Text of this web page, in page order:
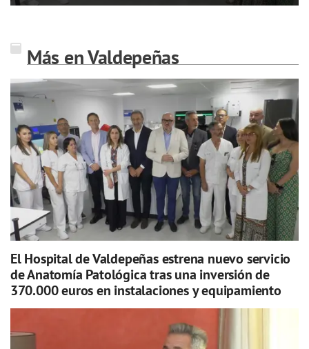
Más en Valdepeñas
El Hospital de Valdepeñas estrena nuevo servicio
de Anatomía Patológica tras una inversión de
370.000 euros en instalaciones y equipamiento